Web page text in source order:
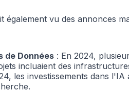
également vu des annonces
de Données : En 2024,
incluaient des
les investissements dans